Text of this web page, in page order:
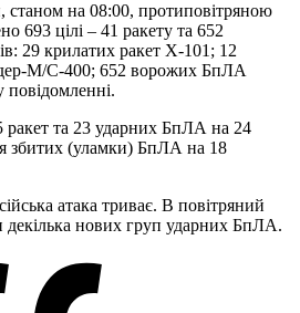
станом на 08:00, протиповітряною
693 цілі – 41 ракету та 652
29 крилатих ракет Х-101; 12
М/С-400; 652 ворожих БпЛА
повідомленні.
ракет та 23 ударних БпЛА на 24
збитих (уламки) БпЛА на 18
атака триває. В повітряний
декілька нових груп ударних БпЛА.